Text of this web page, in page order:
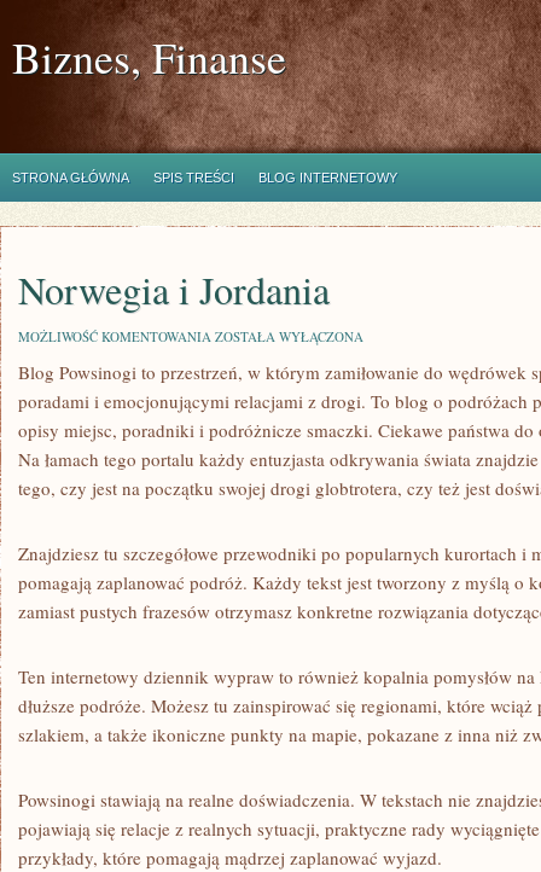
Biznes, Finanse
STRONA GŁÓWNA SPIS TREŚCI BLOG INTERNETOWY
Norwegia i Jordania
MOŻLIWOŚĆ KOMENTOWANIA NORWEGIA
JORDANIA
ZOSTAŁA WYŁĄCZONA
Blog Powsinogi to przestrzeń, w którym zamiłowanie do wędrówek
poradami i emocjonującymi relacjami z drogi. To blog o podróżach
opisy miejsc, poradniki i podróżnicze smaczki. Ciekawe państwa
Na łamach tego portalu każdy entuzjasta odkrywania świata
tego, czy jest na początku swojej drogi globtrotera, czy też jest
Znajdziesz tu szczegółowe przewodniki po popularnych kurortach i
pomagają zaplanować podróż. Każdy tekst jest tworzony z myślą o
zamiast pustych frazesów otrzymasz konkretne rozwiązania
Ten internetowy dziennik wypraw to również kopalnia pomysłów
dłuższe podróże. Możesz tu zainspirować się regionami, które wciąż
szlakiem, a także ikoniczne punkty na mapie, pokazane z inna niż
Powsinogi stawiają na realne doświadczenia. W tekstach nie
pojawiają się relacje z realnych sytuacji, praktyczne rady
przykłady, które pomagają mądrzej zaplanować wyjazd.